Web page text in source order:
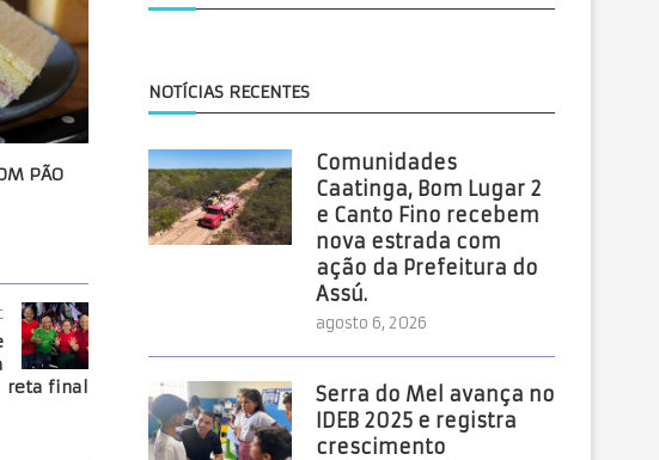
PÃO
CALOTE: ALLYSON BEZERRA FOI
OBRIGADO PELA JUSTIÇA A...
MUTIRÃO OFERECE
DOCUMENTAÇÃO E
reta final
NOTÍCIAS RECENTES
Comunidades
Caatinga, Bom Lugar 2
e Canto Fino recebem
nova estrada com
ação da Prefeitura do
Assú.
agosto 6, 2026
Serra do Mel avança no
IDEB 2025 e registra
crescimento